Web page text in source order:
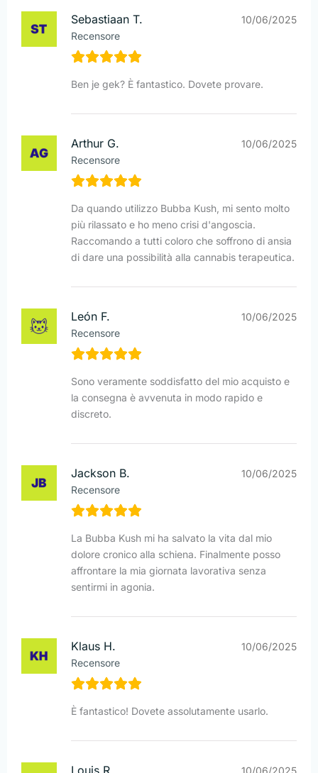
Sebastiaan T.
Recensore
10/06/2025
Ben je gek? È fantastico. Dovete provare.
Arthur G.
Recensore
10/06/2025
Da quando utilizzo Bubba Kush, mi sento molto
più rilassato e ho meno crisi d'angoscia.
Raccomando a tutti coloro che soffrono di ansia
di dare una possibilità alla cannabis terapeutica.
León F.
Recensore
10/06/2025
Sono veramente soddisfatto del mio acquisto e
la consegna è avvenuta in modo rapido e
discreto.
Jackson B.
Recensore
10/06/2025
La Bubba Kush mi ha salvato la vita dal mio
dolore cronico alla schiena. Finalmente posso
affrontare la mia giornata lavorativa senza
sentirmi in agonia.
Klaus H.
Recensore
10/06/2025
È fantastico! Dovete assolutamente usarlo.
Louis R. 10/06/2025